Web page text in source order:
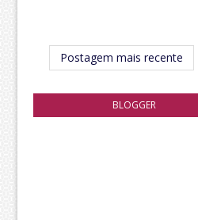
Postagem mais recente
BLOGGER